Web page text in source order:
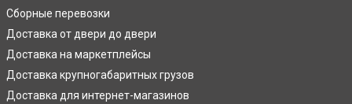
Сборные перевозки
Доставка от двери до двери
Доставка на маркетплейсы
Доставка крупногабаритных грузов
Доставка для интернет-магазинов